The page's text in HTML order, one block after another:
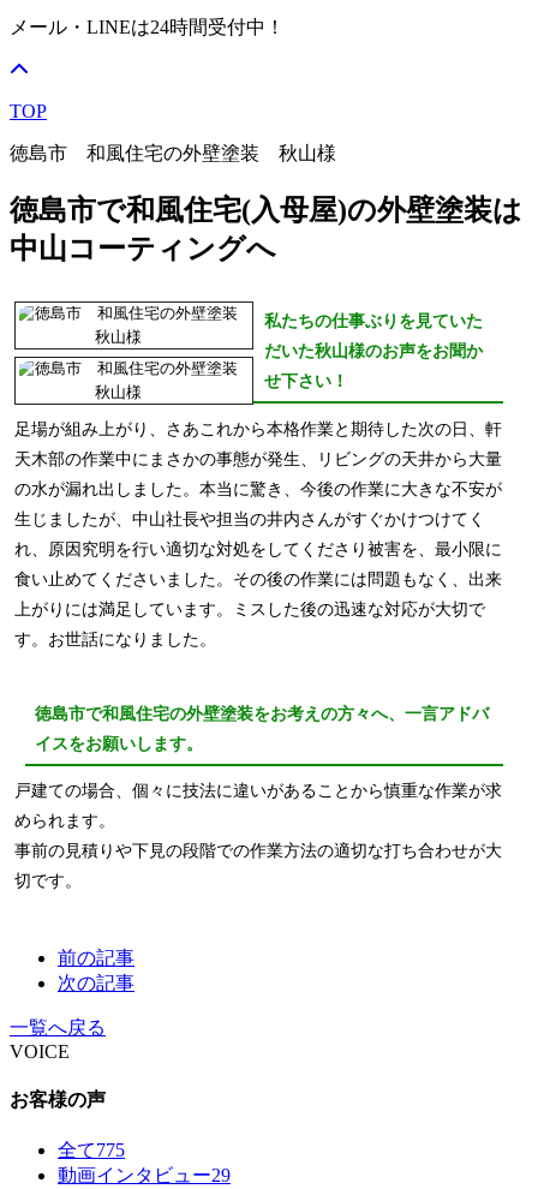
メール・LINEは24時間受付中！
TOP
徳島市 和風住宅の外壁塗装 秋山様
徳島市で和風住宅(入母屋)の外壁塗装は
中山コーティングへ
私たちの仕事ぶりを見ていた
だいた秋山様のお声をお聞か
せ下さい！
足場が組み上がり、さあこれから本格作業と期待した次の日、軒
天木部の作業中にまさかの事態が発生、リビングの天井から大量
の水が漏れ出しました。本当に驚き、今後の作業に大きな不安が
生じましたが、中山社長や担当の井内さんがすぐかけつけてく
れ、原因究明を行い適切な対処をしてくださり被害を、最小限に
食い止めてくださいました。その後の作業には問題もなく、出来
上がりには満足しています。ミスした後の迅速な対応が大切で
す。お世話になりました。
徳島市で和風住宅の外壁塗装をお考えの方々へ、一言アドバ
イスをお願いします。
戸建ての場合、個々に技法に違いがあることから慎重な作業が求
められます。
事前の見積りや下見の段階での作業方法の適切な打ち合わせが大
切です。
前の記事
次の記事
一覧へ戻る
VOICE
お客様の声
全て775
動画インタビュー29